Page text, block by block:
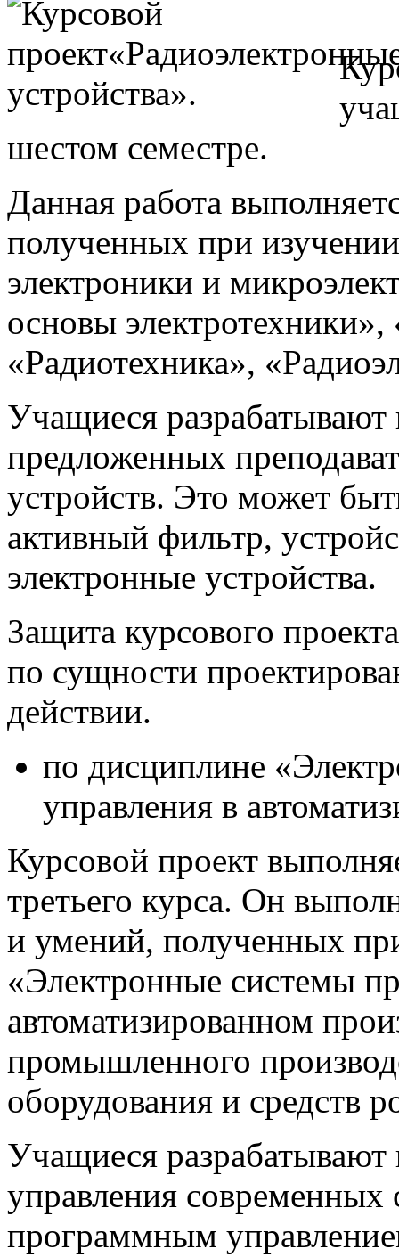
шестом семестре.
Данная работа
полученных при
электроники и
основы
«Радиотехника»,
Учащиеся разрабатывают
предложенных
устройств. Это может
активный фильтр,
электронные устройства.
Защита курсового
по сущности
действии.
по дисциплине
управления в
Курсовой проект
третьего курса. Он
и умений, полученных
«Электронные системы
автоматизированном
промышленного
оборудования и средств
Учащиеся
управления современных
программным